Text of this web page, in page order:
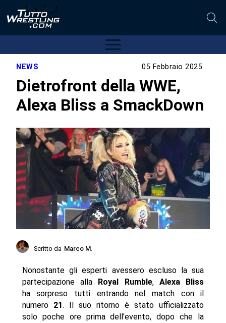
NEWS 05 Febbraio 2025
Dietrofront della WWE,
Alexa Bliss a SmackDown
Scritto da Marco M.
Nonostante gli esperti avessero escluso la sua
partecipazione alla
Royal Rumble, Alexa Bliss
ha sorpreso tutti entrando nel match con il
numero 21. Il suo ritorno è stato ufficializzato
solo poche ore prima dell’evento, dopo che la